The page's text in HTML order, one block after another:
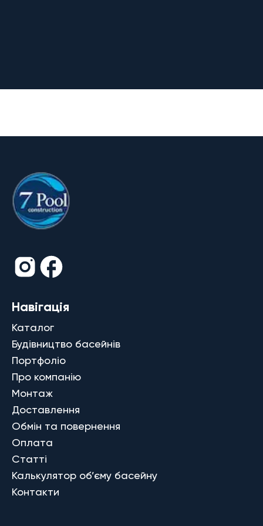
Навігація
Каталог
Будівництво басейнів
Портфоліо
Про компанію
Монтаж
Доставлення
Обмін та повернення
Оплата
Статті
Калькулятор об’єму басейну
Контакти